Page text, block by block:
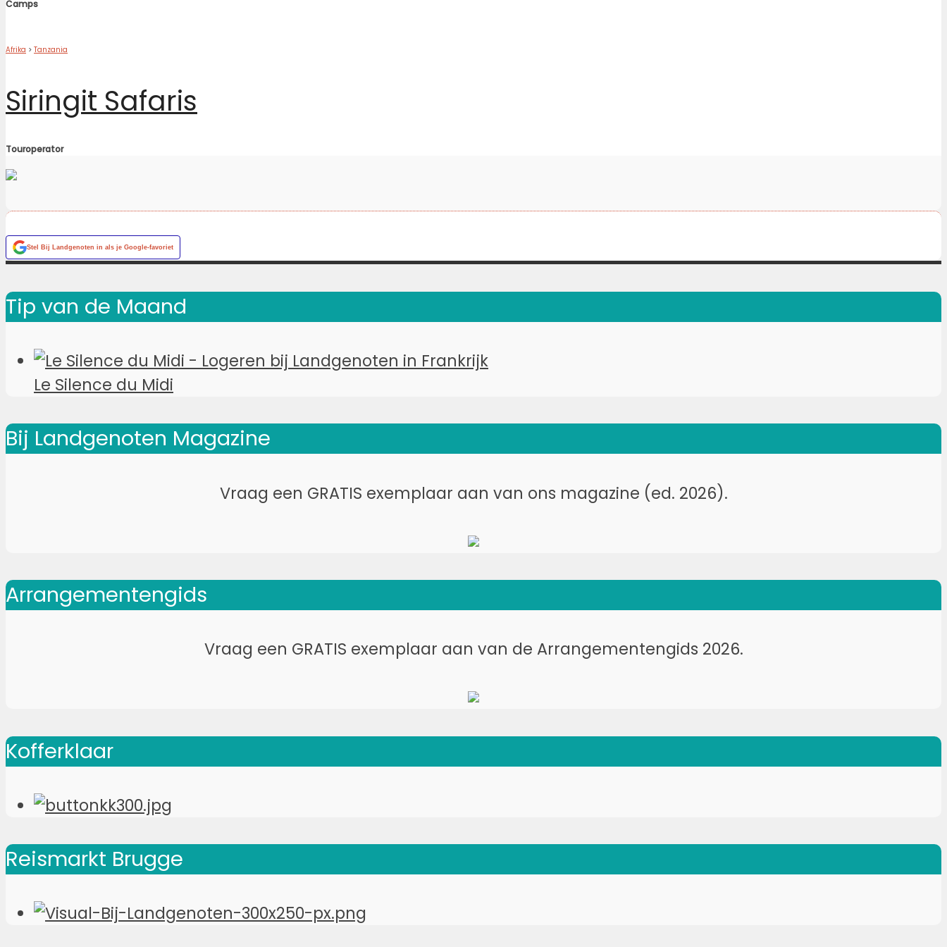
Camps
Afrika > Tanzania
Siringit Safaris
Touroperator
Stel Bij Landgenoten in als je Google-favoriet
Tip van de Maand
Le Silence du Midi
Bij Landgenoten Magazine
Vraag een GRATIS exemplaar aan van ons magazine (ed. 2026).
Arrangementengids
Vraag een GRATIS exemplaar aan van de Arrangementengids 2026.
Kofferklaar
Reismarkt Brugge